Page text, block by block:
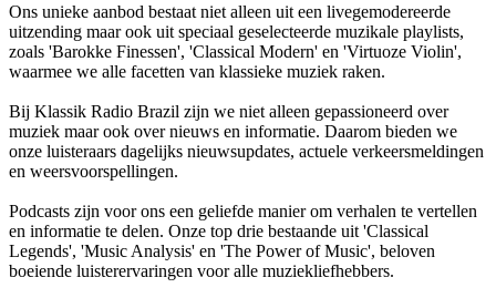
Ons unieke aanbod bestaat niet alleen uit een livegemodereerde
uitzending maar ook uit speciaal geselecteerde muzikale playlists,
zoals 'Barokke Finessen', 'Classical Modern' en 'Virtuoze Violin',
waarmee we alle facetten van klassieke muziek raken.
Bij Klassik Radio Brazil zijn we niet alleen gepassioneerd over
muziek maar ook over nieuws en informatie. Daarom bieden we
onze luisteraars dagelijks nieuwsupdates, actuele verkeersmeldingen
en weersvoorspellingen.
Podcasts zijn voor ons een geliefde manier om verhalen te vertellen
en informatie te delen. Onze top drie bestaande uit 'Classical
Legends', 'Music Analysis' en 'The Power of Music', beloven
boeiende luisterervaringen voor alle muziekliefhebbers.